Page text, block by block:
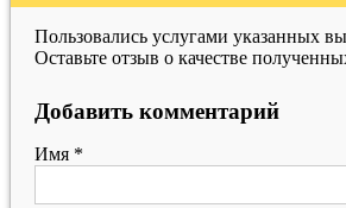
Пользовались услугами указанных
Оставьте отзыв о качестве
Добавить комментарий
Имя *